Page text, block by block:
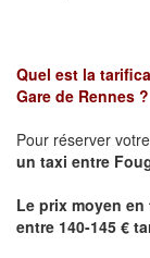
Quel est la
Gare de Rennes ?
Pour réserver
un taxi entre
Le prix moyen
entre 140-145 €